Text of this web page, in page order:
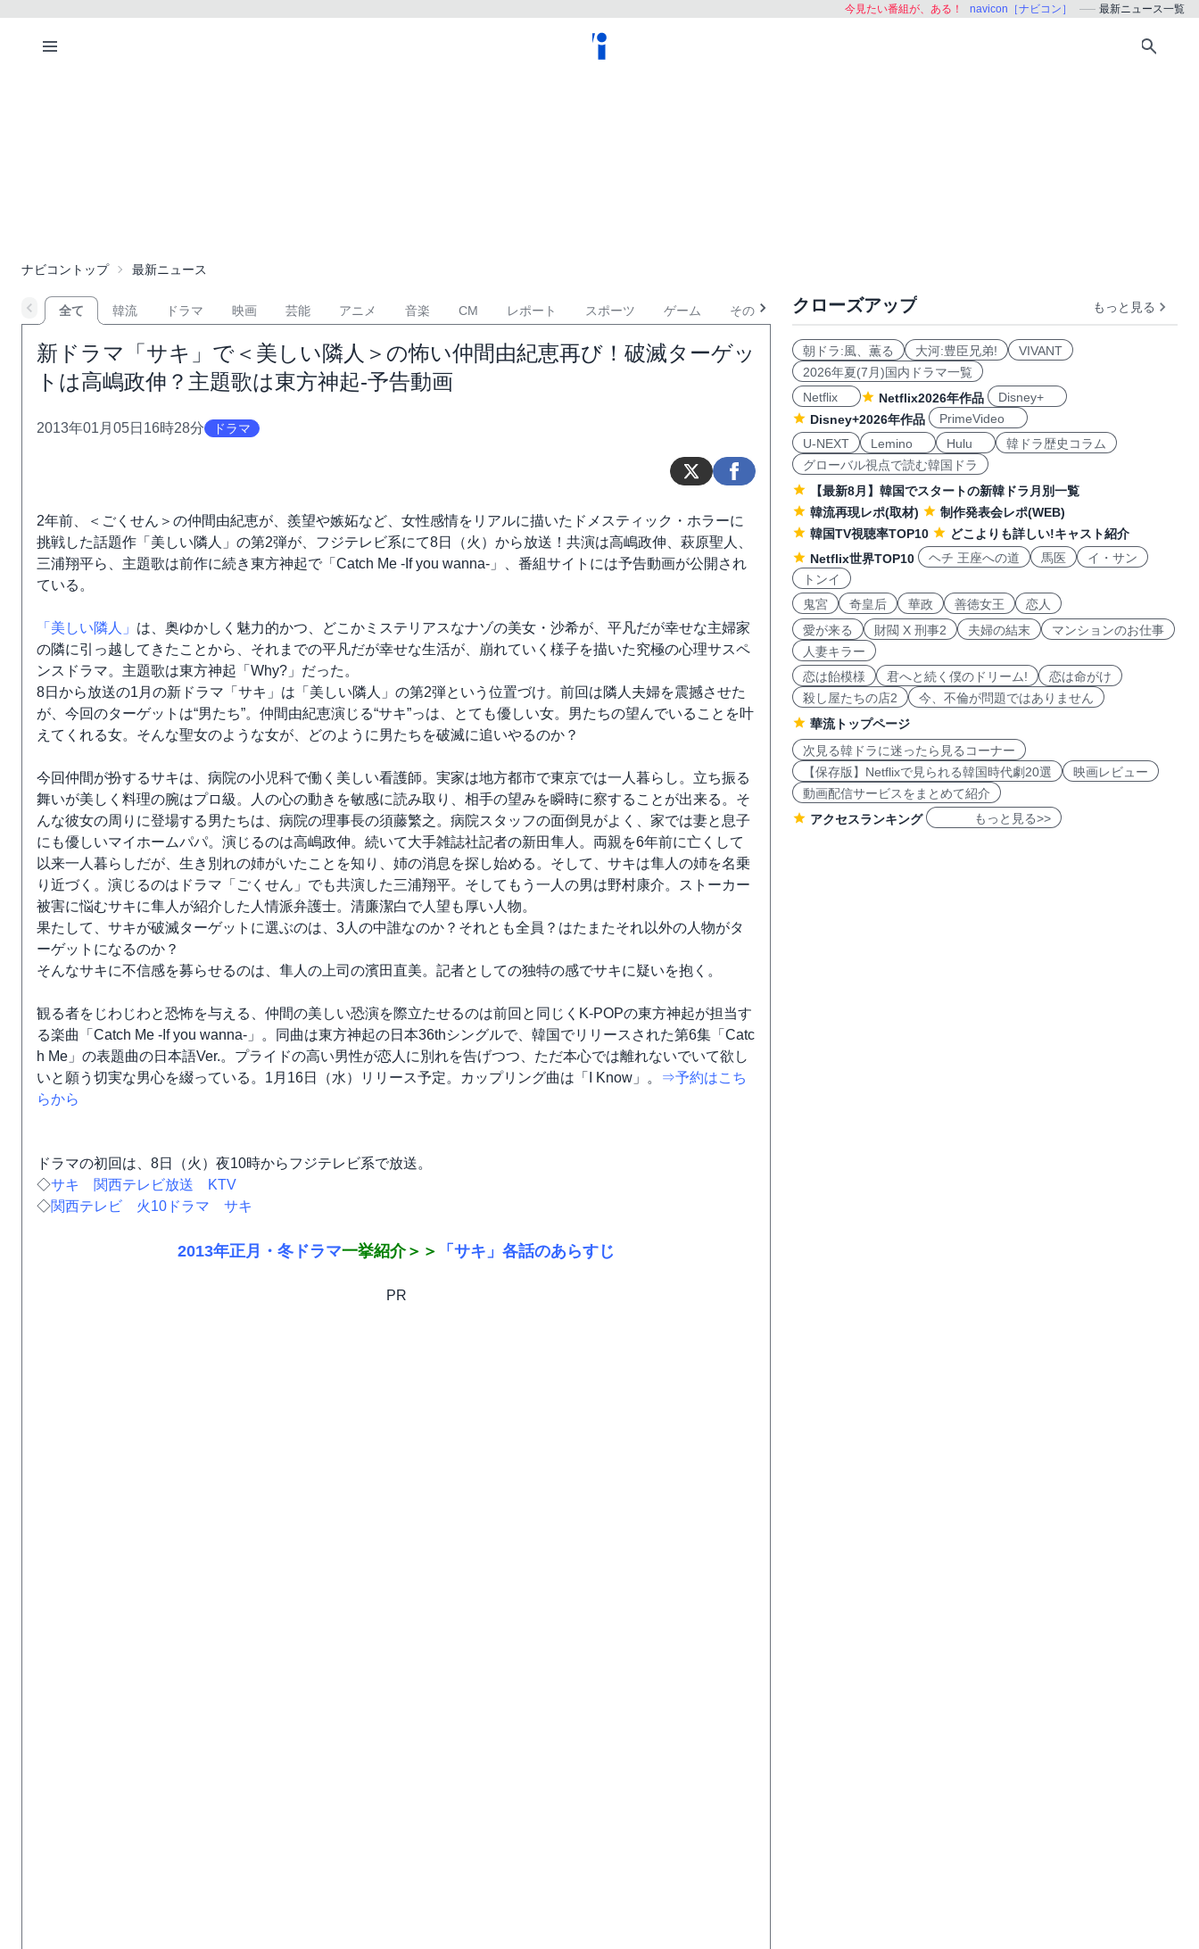
今見たい番組が、ある！ navicon［ナビコン］ 最新ニュース一覧
ナビコントップ 最新ニュース
全て 韓流 ドラマ 映画 芸能 アニメ 音楽 CM レポート スポーツ ゲーム その他
新ドラマ「サキ」で＜美しい隣人＞の怖い仲間由紀恵再び！破滅ターゲッ
トは高嶋政伸？主題歌は東方神起-予告動画
2013年01月05日16時28分 ドラマ
2年前、＜ごくせん＞の仲間由紀恵が、羨望や嫉妬など、女性感情をリアルに描いたドメスティック・ホラーに
挑戦した話題作「美しい隣人」の第2弾が、フジテレビ系にて8日（火）から放送！共演は高嶋政伸、萩原聖人、
三浦翔平ら、主題歌は前作に続き東方神起で「Catch Me -If you wanna-」、番組サイトには予告動画が公開され
ている。
「美しい隣人」 は、奥ゆかしく魅力的かつ、どこかミステリアスなナゾの美女・沙希が、平凡だが幸せな主婦家
の隣に引っ越してきたことから、それまでの平凡だが幸せな生活が、崩れていく様子を描いた究極の心理サスペ
ンスドラマ。主題歌は東方神起「Why?」だった。
8日から放送の1月の新ドラマ「サキ」は「美しい隣人」の第2弾という位置づけ。前回は隣人夫婦を震撼させた
が、今回のターゲットは“男たち”。仲間由紀恵演じる“サキ”っは、とても優しい女。男たちの望んでいることを叶
えてくれる女。そんな聖女のような女が、どのように男たちを破滅に追いやるのか？
今回仲間が扮するサキは、病院の小児科で働く美しい看護師。実家は地方都市で東京では一人暮らし。立ち振る
舞いが美しく料理の腕はプロ級。人の心の動きを敏感に読み取り、相手の望みを瞬時に察することが出来る。そ
んな彼女の周りに登場する男たちは、病院の理事長の須藤繁之。病院スタッフの面倒見がよく、家では妻と息子
にも優しいマイホームパパ。演じるのは高嶋政伸。続いて大手雑誌社記者の新田隼人。両親を6年前に亡くして
以来一人暮らしだが、生き別れの姉がいたことを知り、姉の消息を探し始める。そして、サキは隼人の姉を名乗
り近づく。演じるのはドラマ「ごくせん」でも共演した三浦翔平。そしてもう一人の男は野村康介。ストーカー
被害に悩むサキに隼人が紹介した人情派弁護士。清廉潔白で人望も厚い人物。
果たして、サキが破滅ターゲットに選ぶのは、3人の中誰なのか？それとも全員？はたまたそれ以外の人物がタ
ーゲットになるのか？
そんなサキに不信感を募らせるのは、隼人の上司の濱田直美。記者としての独特の感でサキに疑いを抱く。
観る者をじわじわと恐怖を与える、仲間の美しい恐演を際立たせるのは前回と同じくK-POPの東方神起が担当す
る楽曲「Catch Me -If you wanna-」。同曲は東方神起の日本36thシングルで、韓国でリリースされた第6集「Catc
h Me」の表題曲の日本語Ver.。プライドの高い男性が恋人に別れを告げつつ、ただ本心では離れないでいて欲し
いと願う切実な男心を綴っている。1月16日（水）リリース予定。カップリング曲は「I Know」。
⇒予約はこち
らから
ドラマの初回は、8日（火）夜10時からフジテレビ系で放送。
◇サキ 関西テレビ放送 KTV
◇関西テレビ 火10ドラマ サキ
2013年正月・冬ドラマ一挙紹介＞＞ 「サキ」各話のあらすじ
PR
クローズアップ もっと見る
朝ドラ:風、薫る 大河:豊臣兄弟!
VIVANT
2026年夏(7月)国内ドラマ一覧
Netflix
Netflix2026年作品
Disney+
Disney+2026年作品
PrimeVideo
U-NEXT
Lemino Hulu
韓ドラ歴史コラム
グローバル視点で読む韓国ドラ
【最新8月】韓国でスタートの新韓ドラ月別一覧
韓流再現レポ(取材)
制作発表会レポ(WEB)
韓国TV視聴率TOP10
どこよりも詳しい!キャスト紹介
Netflix世界TOP10
ヘチ 王座への道 馬医
イ・サン
トンイ
鬼宮
奇皇后 華政 善徳女王
恋人
愛が来る
財閥 X 刑事2 夫婦の結末
マンションのお仕事
人妻キラー
恋は飴模様
君へと続く僕のドリーム!
恋は命がけ
殺し屋たちの店2
今、不倫が問題ではありません
華流トップページ
次見る韓ドラに迷ったら見るコーナー
【保存版】Netflixで見られる韓国時代劇20選
映画レビュー
動画配信サービスをまとめて紹介
アクセスランキング
もっと見る>>